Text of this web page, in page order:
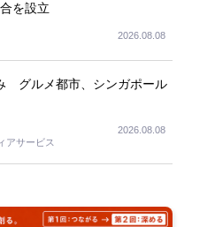
を設立
2026.08.08
グルメ都市、シンガポール
アサービス
2026.08.08